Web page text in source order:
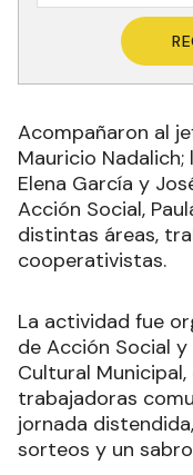
Acompañaron al
Mauricio
Elena García y
Acción Social,
distintas áreas,
cooperativistas.
La actividad fue
de Acción Social
Cultural
trabajadoras
jornada
sorteos y un